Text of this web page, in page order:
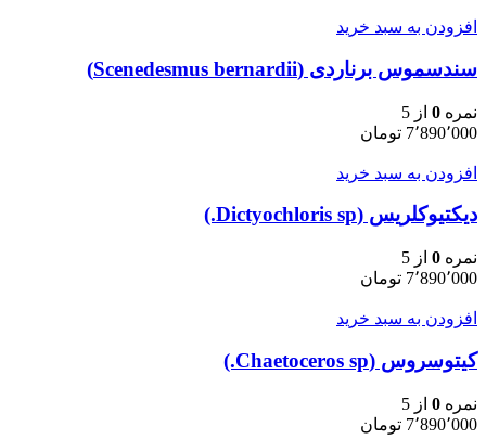
افزودن به سبد خرید
سندسموس برناردی (Scenedesmus bernardii)
نمره 0 از 5
7٬890٬000 تومان
افزودن به سبد خرید
دیکتیوکلریس (Dictyochloris sp.)
نمره 0 از 5
7٬890٬000 تومان
افزودن به سبد خرید
کیتوسروس (Chaetoceros sp.)
نمره 0 از 5
7٬890٬000 تومان